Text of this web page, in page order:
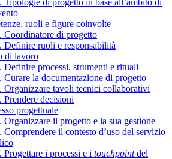
Tipologie di progetto in base all’ambito di
ruoli e figure coinvolte
Coordinatore di progetto
Definire ruoli e responsabilità
di lavoro
Definire processi, strumenti e rituali
Curare la documentazione di progetto
Organizzare tavoli tecnici collaborativi
Prendere decisioni
progettuale
Organizzare il progetto e la sua gestione
Comprendere il contesto d’uso del servizio
Progettare i processi e i touchpointdel